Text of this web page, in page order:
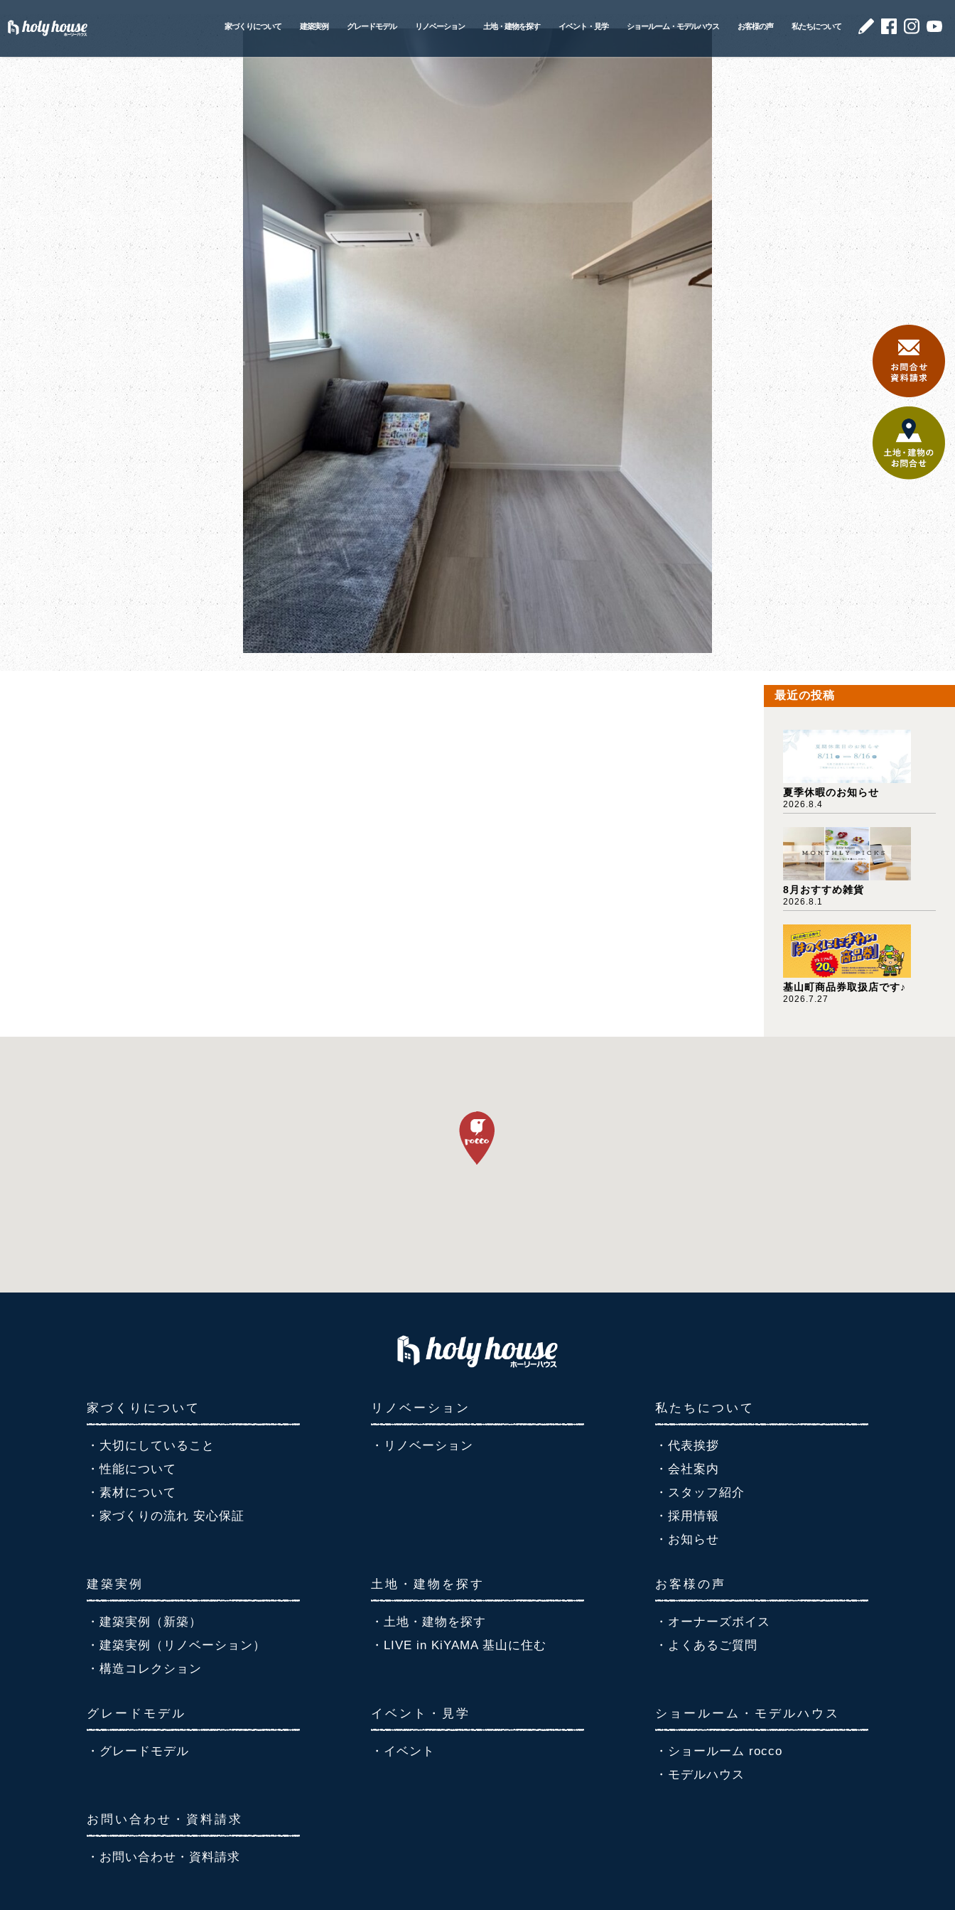
家づくりについて 建築実例 グレードモデル リノベーション 土地・建物を探す イベント・見学 ショールーム・モデルハウス お客様の声 私たちについて
最近の投稿
夏季休暇のお知らせ
2026.8.4
8月おすすめ雑貨
2026.8.1
基山町商品券取扱店です♪
2026.7.27
家づくりについて
・大切にしていること
・性能について
・素材について
・家づくりの流れ 安心保証
リノベーション
・リノベーション
私たちについて
・代表挨拶
・会社案内
・スタッフ紹介
・採用情報
・お知らせ
建築実例
・建築実例（新築）
・建築実例（リノベーション）
・構造コレクション
土地・建物を探す
・土地・建物を探す
・LIVE in KiYAMA 基山に住む
お客様の声
・オーナーズボイス
・よくあるご質問
グレードモデル
・グレードモデル
イベント・見学
・イベント
ショールーム・モデルハウス
・ショールーム rocco
・モデルハウス
お問い合わせ・資料請求
・お問い合わせ・資料請求